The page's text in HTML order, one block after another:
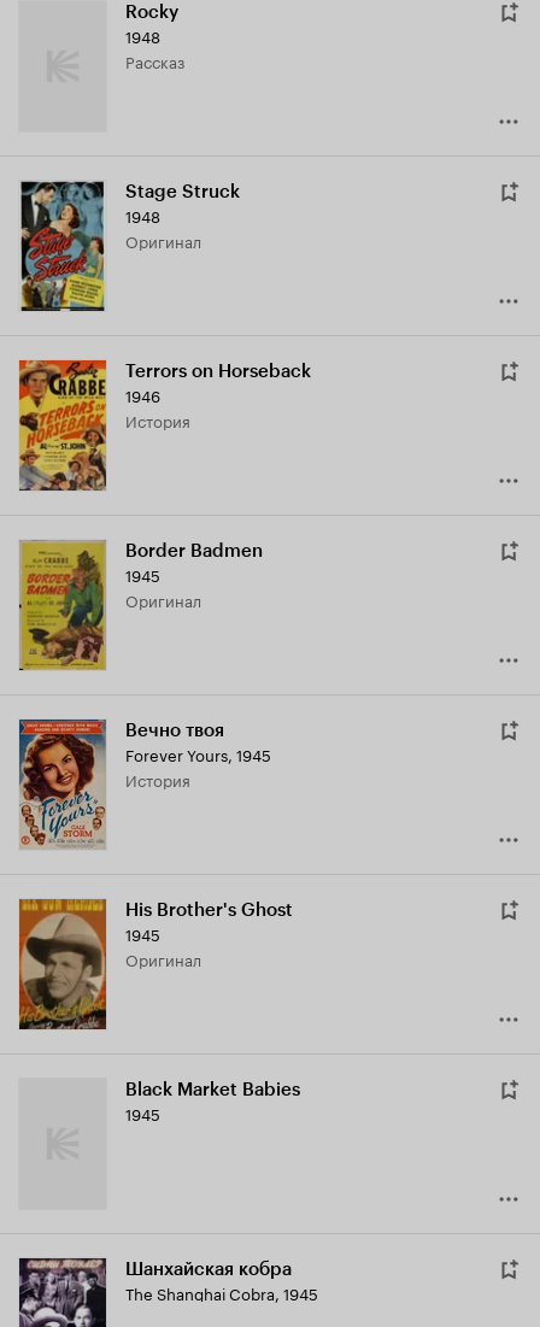
Rocky
1948
рассказ
Stage Struck
1948
оригинал
Terrors on Horseback
1946
история
Border Badmen
1945
оригинал
Вечно твоя
Forever Yours, 1945
история
His Brother's Ghost
1945
оригинал
Black Market Babies
1945
Шанхайская кобра
The Shanghai Cobra, 1945